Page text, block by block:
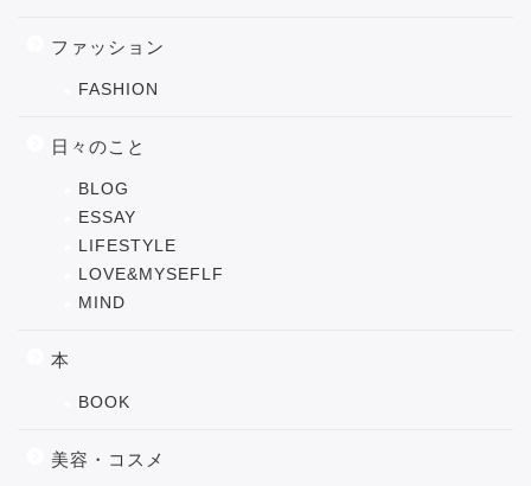
ファッション
FASHION
日々のこと
BLOG
ESSAY
LIFESTYLE
LOVE&MYSEFLF
MIND
本
BOOK
美容・コスメ